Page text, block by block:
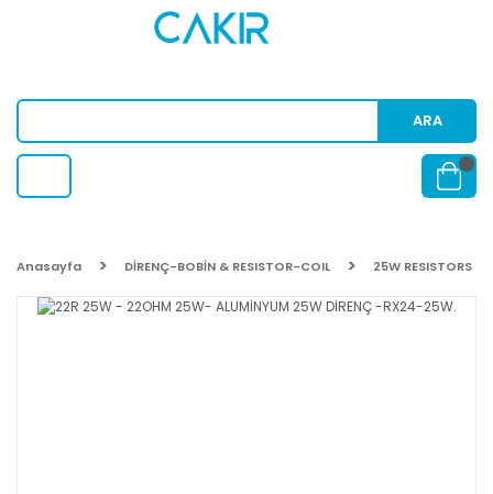
ARA
Anasayfa DİRENÇ-BOBİN & RESISTOR-COIL 25W RESISTORS